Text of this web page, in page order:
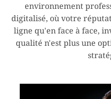
environnement
digitalisé, où votre
ligne qu'en face à face,
qualité n'est plus une